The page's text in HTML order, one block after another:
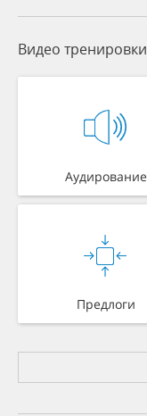
Видео тренировки
Аудирование
Предлоги